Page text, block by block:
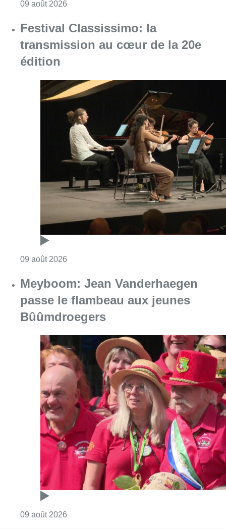
09 août 2026
Festival Classissimo: la
transmission au cœur de la 20e
édition
09 août 2026
Meyboom: Jean Vanderhaegen
passe le flambeau aux jeunes
Bûûmdroegers
09 août 2026